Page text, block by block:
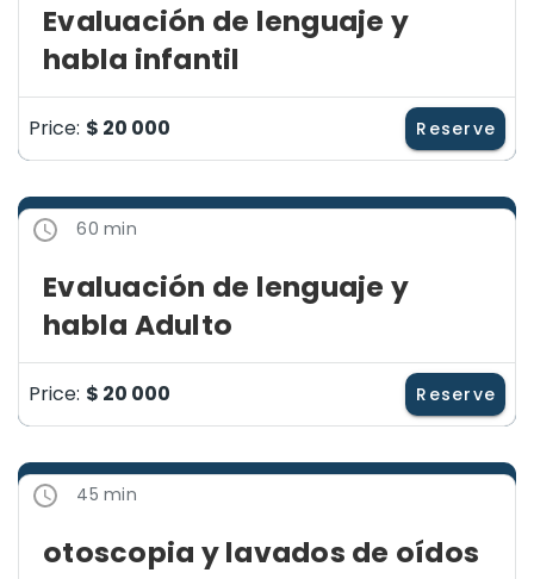
Evaluación de lenguaje y
habla infantil
Price: $ 20 000 Reserve
60 min
Evaluación de lenguaje y
habla Adulto
Price: $ 20 000 Reserve
45 min
otoscopia y lavados de oídos